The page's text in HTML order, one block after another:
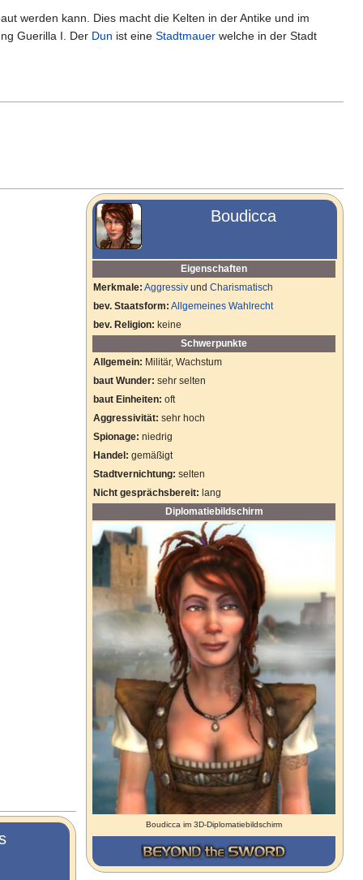
werden kann. Dies macht die Kelten in der Antike und im
Guerilla I. Der Dun ist eine Stadtmauer welche in der Stadt
Boudicca
Eigenschaften
Merkmale: Aggressiv und Charismatisch
bev. Staatsform: Allgemeines Wahlrecht
bev. Religion: keine
Schwerpunkte
Allgemein: Militär, Wachstum
baut Wunder: sehr selten
baut Einheiten: oft
Aggressivität: sehr hoch
Spionage: niedrig
Handel: gemäßigt
Stadtvernichtung: selten
Nicht gesprächsbereit: lang
Diplomatiebildschirm
Boudicca im 3D-Diplomatiebildschirm